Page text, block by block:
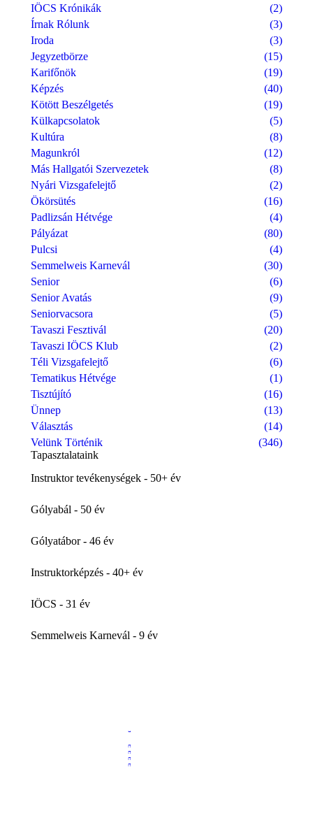
IÖCS Krónikák
(2)
Írnak Rólunk
(3)
Iroda
(3)
Jegyzetbörze
(15)
Karifőnök
(19)
Képzés
(40)
Kötött Beszélgetés
(19)
Külkapcsolatok
(5)
Kultúra
(8)
Magunkról
(12)
Más Hallgatói Szervezetek
(8)
Nyári Vizsgafelejtő
(2)
Ökörsütés
(16)
Padlizsán Hétvége
(4)
Pályázat
(80)
Pulcsi
(4)
Semmelweis Karnevál
(30)
Senior
(6)
Senior Avatás
(9)
Seniorvacsora
(5)
Tavaszi Fesztivál
(20)
Tavaszi IÖCS Klub
(2)
Téli Vizsgafelejtő
(6)
Tematikus Hétvége
(1)
Tisztújító
(16)
Ünnep
(13)
Választás
(14)
Velünk Történik
(346)
Tapasztalataink
Instruktor tevékenységek - 50+ év
Gólyabál - 50 év
Gólyatábor - 46 év
Instruktorképzés - 40+ év
IÖCS - 31 év
Semmelweis Karnevál - 9 év